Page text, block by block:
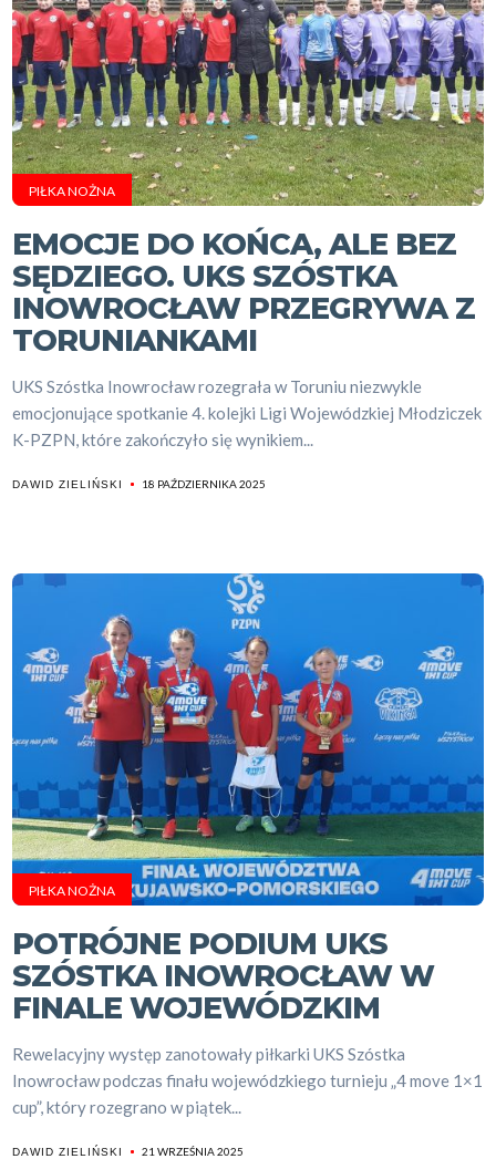
PIŁKA NOŻNA
EMOCJE DO KOŃCA, ALE BEZ
SĘDZIEGO. UKS SZÓSTKA
INOWROCŁAW PRZEGRYWA Z
TORUNIANKAMI
UKS Szóstka Inowrocław rozegrała w Toruniu niezwykle
emocjonujące spotkanie 4. kolejki Ligi Wojewódzkiej Młodziczek
K-PZPN, które zakończyło się wynikiem...
DAWID ZIELIŃSKI 18 PAŹDZIERNIKA 2025
PIŁKA NOŻNA
POTRÓJNE PODIUM UKS
SZÓSTKA INOWROCŁAW W
FINALE WOJEWÓDZKIM
Rewelacyjny występ zanotowały piłkarki UKS Szóstka
Inowrocław podczas finału wojewódzkiego turnieju „4 move 1×1
cup”, który rozegrano w piątek...
DAWID ZIELIŃSKI 21 WRZEŚNIA 2025